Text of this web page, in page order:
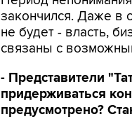
закончился. Даже в
не будет - власть,
связаны с
- Представители
придерживаться
предусмотрено?